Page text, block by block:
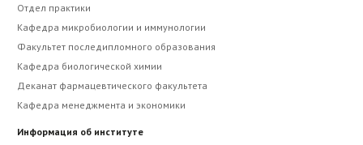
Отдел практики
Кафедра микробиологии и иммунологии
Факультет последипломного образования
Кафедра биологической химии
Деканат фармацевтического факультета
Кафедра менеджмента и экономики
Информация об институте